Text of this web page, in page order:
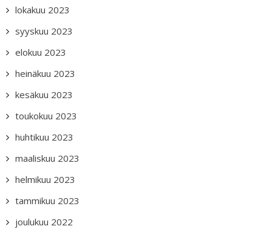
lokakuu 2023
syyskuu 2023
elokuu 2023
heinäkuu 2023
kesäkuu 2023
toukokuu 2023
huhtikuu 2023
maaliskuu 2023
helmikuu 2023
tammikuu 2023
joulukuu 2022